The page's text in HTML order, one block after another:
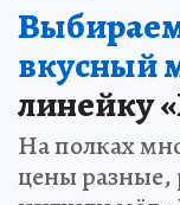
вкусный
линейку
На полках
цены разные,